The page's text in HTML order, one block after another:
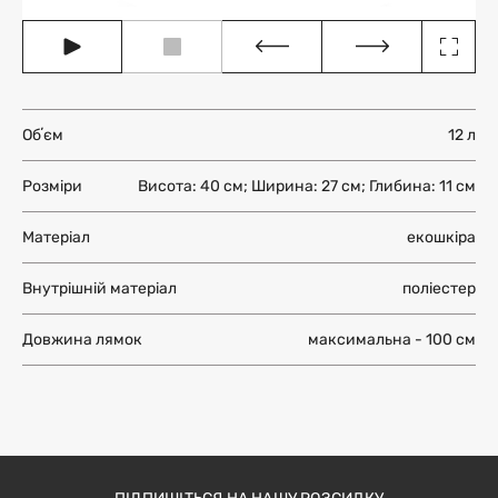
Обʼєм 12 л
Розміри Висота: 40 см; Ширина: 27 см; Глибина: 11 см
Матеріал екошкіра
Внутрішній матеріал поліестер
Довжина лямок максимальна - 100 см